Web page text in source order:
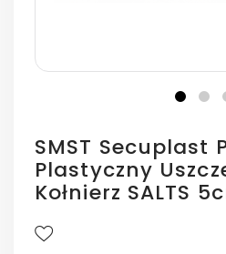
SMST Secuplast
Plastyczny
Kołnierz SALTS